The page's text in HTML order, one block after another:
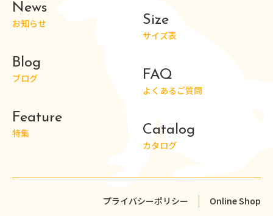
News
お知らせ
Blog
ブログ
Feature
特集
Size
サイズ表
FAQ
よくあるご質問
Catalog
カタログ
プライバシーポリシー Online Shop